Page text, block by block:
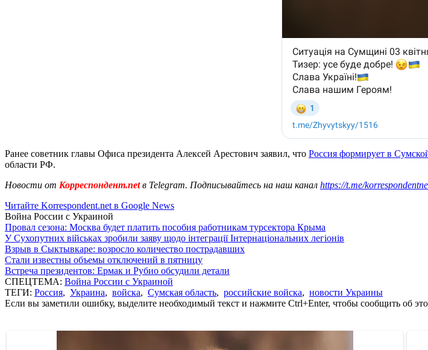
Ранее советник главы Офиса президента Алексей Арестович заявил, что Россия формирует в
области РФ.
Новости от Корреспондент.netв Telegram. Подписывайтесь на наш канал https://t.me/
Читайте Korrespondent.net в Google News
Война России с Украиной
Провал сезона: Москва будет платить пособия работникам турсектора Крыма
У Сухопутних військах зробили заяву щодо інтеграції Інтернаціональних легіонів
Взрыв в Сыктывкаре: возросло количество пострадавших
Стали известны объемы отключений в пятницу
Встреча президентов: Ермак и Рубио обсудили детали
СПЕЦТЕМА: Война России с Украиной
ТЕГИ: Россия, Украина, войска, Сумская область, российские войска, новости Украины
Если вы заметили ошибку, выделите необходимый текст и нажмите Ctrl+Enter, чтобы сообщить об